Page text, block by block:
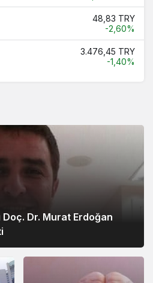
48,83 TRY
-2,60%
3.476,45 TRY
-1,40%
Doç. Dr. Murat Erdoğan